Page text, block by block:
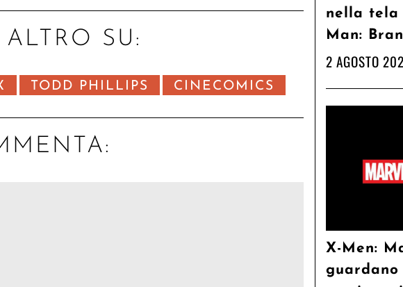
ALTRO SU:
TODD PHILLIPS CINECOMICS
nella tela
Man:
2 AGOSTO
X-Men: